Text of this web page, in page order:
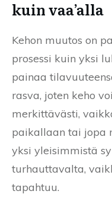
kuin vaa’alla
Kehon muutos on
prosessi kuin yksi
painaa
rasva, joten keho
merkittävästi,
paikallaan tai jopa
yksi yleisimmistä
turhauttavalta,
tapahtuu.